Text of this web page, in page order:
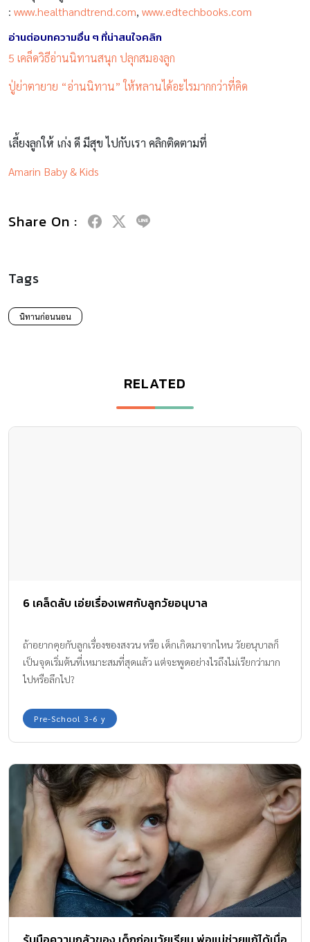
: www.healthandtrend.com, www.edtechbooks.com
อ่านต่อบทความอื่น ๆ ที่น่าสนใจคลิก
5 เคล็ดวิธีอ่านนิทานสนุก ปลุกสมองลูก
ปู่ย่าตายาย “อ่านนิทาน” ให้หลานได้อะไรมากกว่าที่คิด
เลี้ยงลูกให้ เก่ง ดี มีสุข ไปกับเรา คลิกติดตามที่
Amarin Baby & Kids
Share On :
Tags
นิทานก่อนนอน
RELATED
6 เคล็ดลับ เอ่ยเรื่องเพศกับลูกวัยอนุบาล
ถ้าอยากคุยกับลูกเรื่องของสงวน หรือ เด็กเกิดมาจากไหน วัยอนุบาลก็
เป็นจุดเริ่มต้นที่เหมาะสมที่สุดแล้ว แต่จะพูดอย่างไรถึงไม่เรียกว่ามาก
ไปหรือลึกไป?
Pre-School 3-6 y